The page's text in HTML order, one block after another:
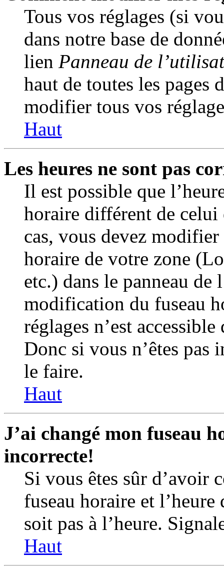
Tous vos réglages (si
dans notre base de
lien Panneau de
haut de toutes les pages
modifier tous vos
Haut
Les heures ne sont pas
Il est possible que
horaire différent de celui
cas, vous devez
horaire de votre zone
etc.) dans le panneau
modification du fuseau
réglages n’est
Donc si vous n’êtes pas
le faire.
Haut
J’ai changé mon fuseau
incorrecte!
Si vous êtes sûr d’avoir
fuseau horaire et l’heure
soit pas à l’heure.
Haut